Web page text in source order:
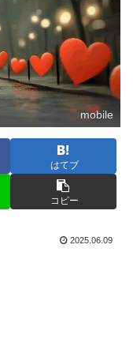
mobile
はてブ
コピー
2025.06.09